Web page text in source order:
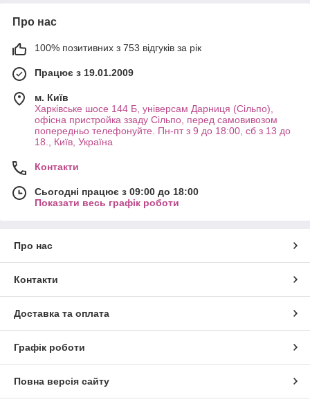
Про нас
100% позитивних з 753 відгуків за рік
Працює з 19.01.2009
м. Київ
Харківське шосе 144 Б, універсам Дарниця (Сільпо),
офісна пристройка ззаду Сільпо, перед самовивозом
попередньо телефонуйте. Пн-пт з 9 до 18:00, сб з 13 до
18., Київ, Україна
Контакти
Сьогодні працює з 09:00 до 18:00
Показати весь графік роботи
Про нас
Контакти
Доставка та оплата
Графік роботи
Повна версія сайту